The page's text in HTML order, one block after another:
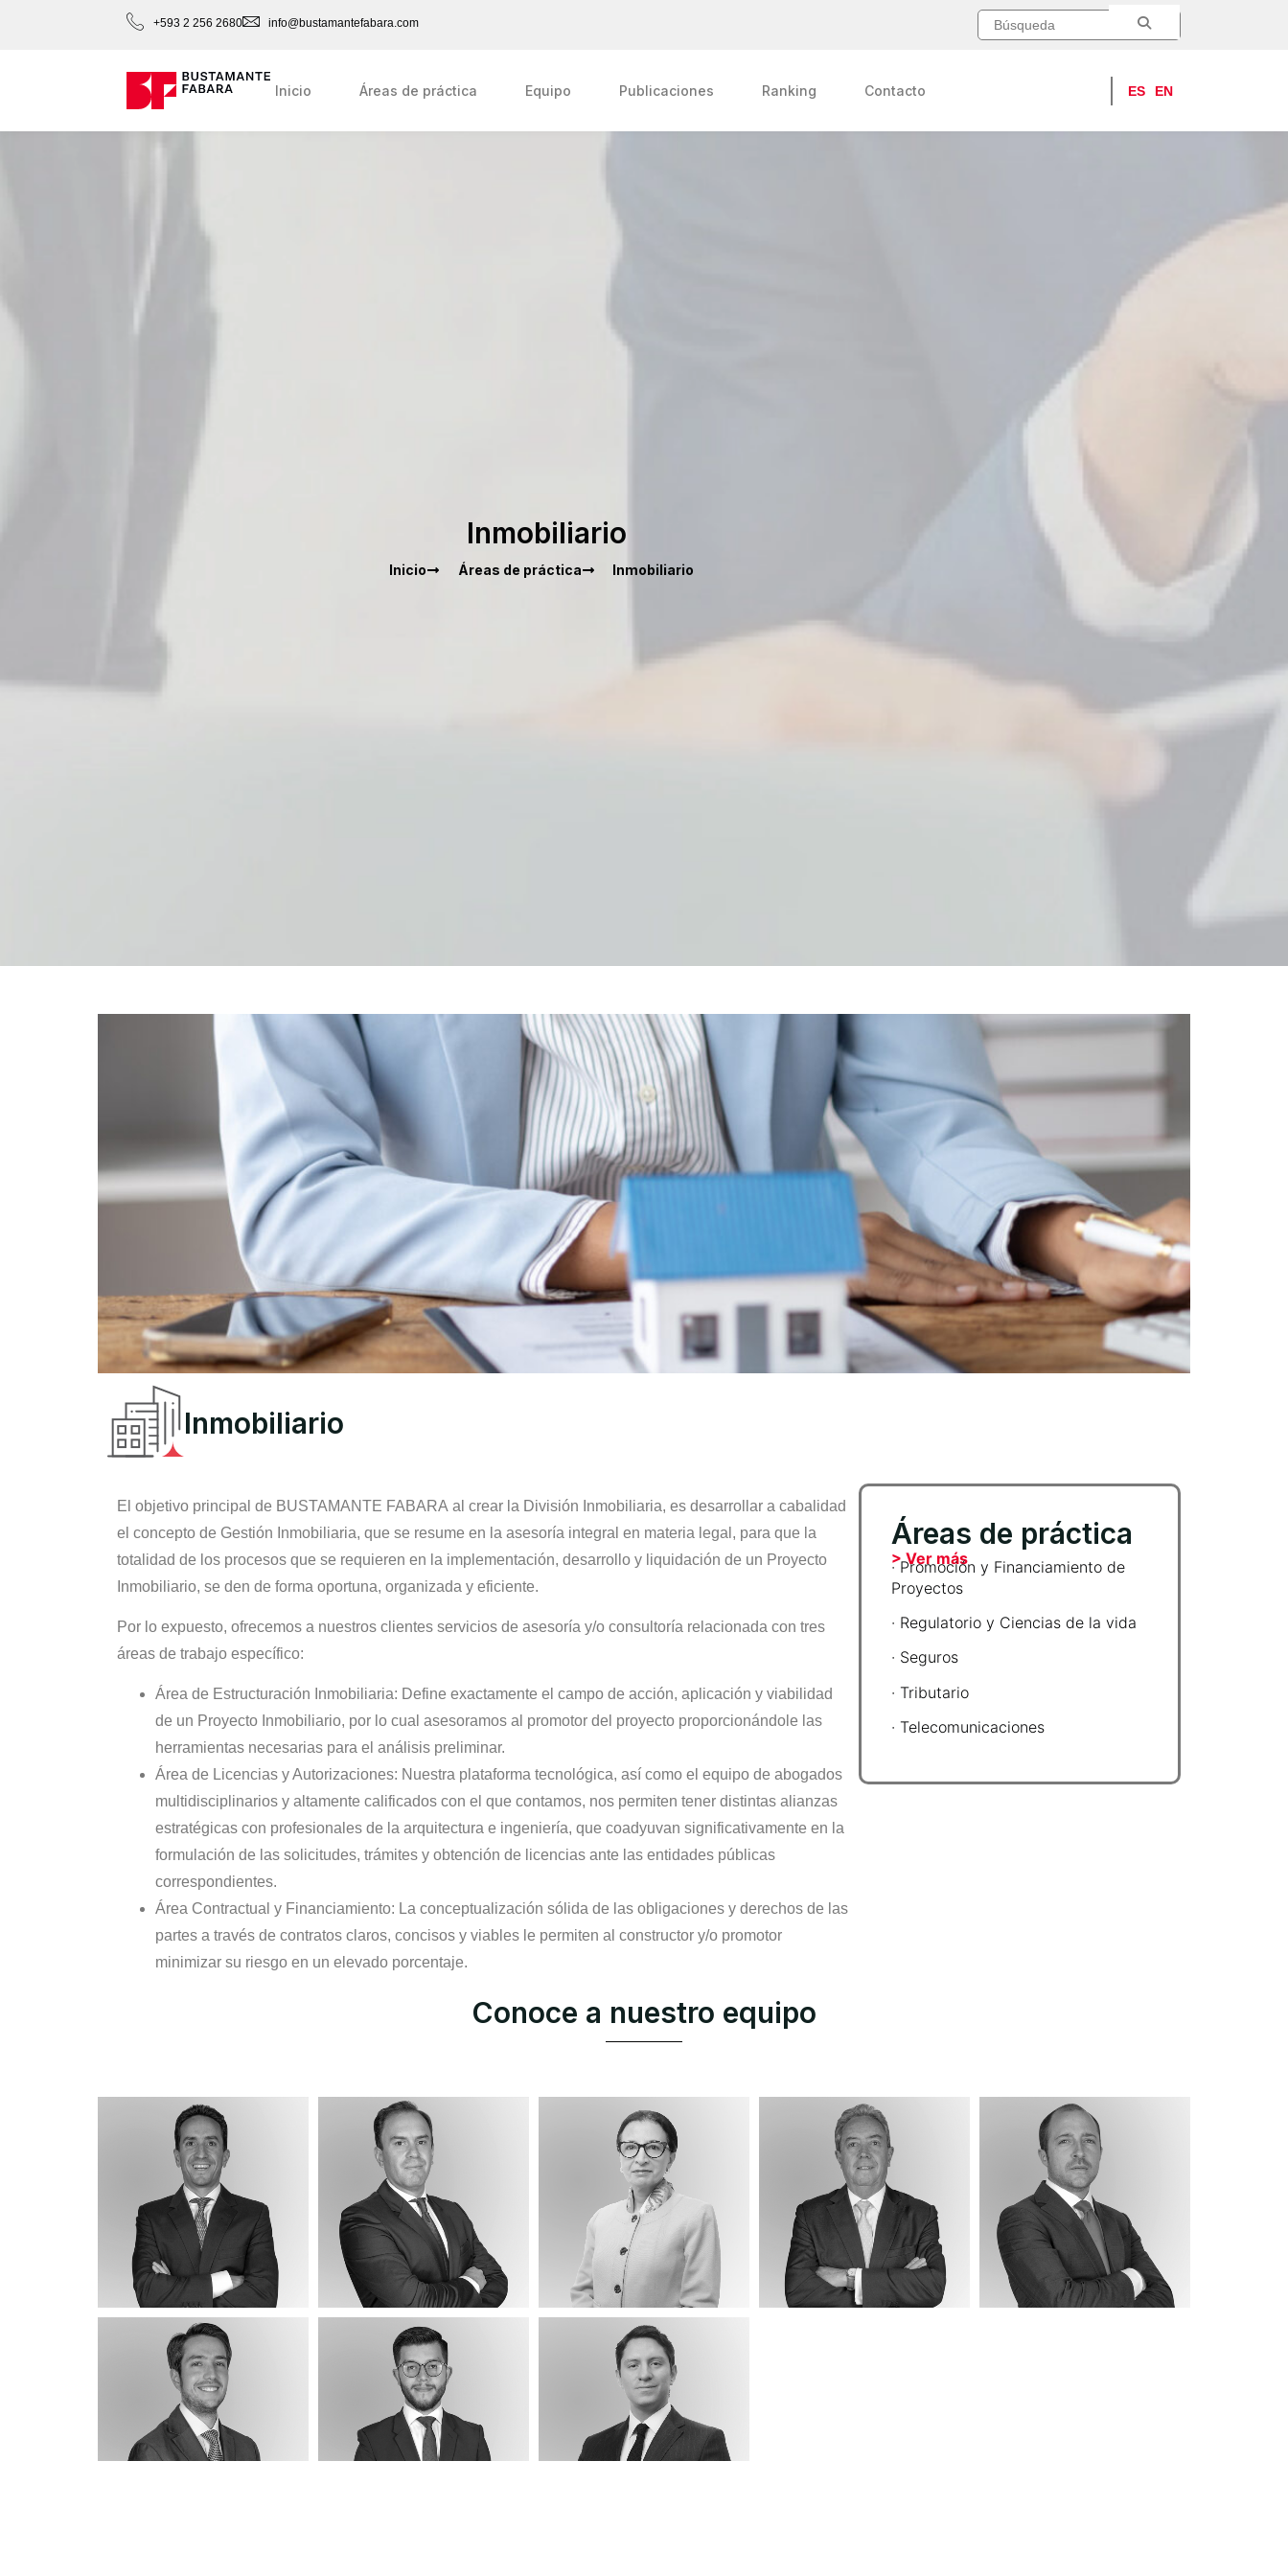
+593 2 256 2680 info@bustamantefabara.com
Inicio Áreas de práctica Equipo Publicaciones Ranking Contacto ES EN
Inmobiliario
Inicio Áreas de práctica Inmobiliario
Inmobiliario
El objetivo principal de BUSTAMANTE FABARA al crear la División Inmobiliaria, es desarrollar a cabalidad
el concepto de Gestión Inmobiliaria, que se resume en la asesoría integral en materia legal, para que la
totalidad de los procesos que se requieren en la implementación, desarrollo y liquidación de un Proyecto
Inmobiliario, se den de forma oportuna, organizada y eficiente.
Por lo expuesto, ofrecemos a nuestros clientes servicios de asesoría y/o consultoría relacionada con tres
áreas de trabajo específico:
Área de Estructuración Inmobiliaria: Define exactamente el campo de acción, aplicación y viabilidad
de un Proyecto Inmobiliario, por lo cual asesoramos al promotor del proyecto proporcionándole las
herramientas necesarias para el análisis preliminar.
Área de Licencias y Autorizaciones: Nuestra plataforma tecnológica, así como el equipo de abogados
multidisciplinarios y altamente calificados con el que contamos, nos permiten tener distintas alianzas
estratégicas con profesionales de la arquitectura e ingeniería, que coadyuvan significativamente en la
formulación de las solicitudes, trámites y obtención de licencias ante las entidades públicas
correspondientes.
Área Contractual y Financiamiento: La conceptualización sólida de las obligaciones y derechos de las
partes a través de contratos claros, concisos y viables le permiten al constructor y/o promotor
minimizar su riesgo en un elevado porcentaje.
Áreas de práctica
> Ver más
· Promoción y Financiamiento de
Proyectos
· Regulatorio y Ciencias de la vida
· Seguros
· Tributario
· Telecomunicaciones
Conoce a nuestro equipo